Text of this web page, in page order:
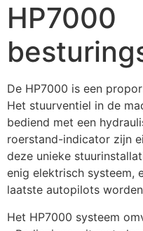
HP7000
De HP7000 is een
Het stuurventiel in de
bediend met een
roerstand-indicator zijn
deze unieke
enig elektrisch systeem,
laatste autopilots
Het HP7000 systeem